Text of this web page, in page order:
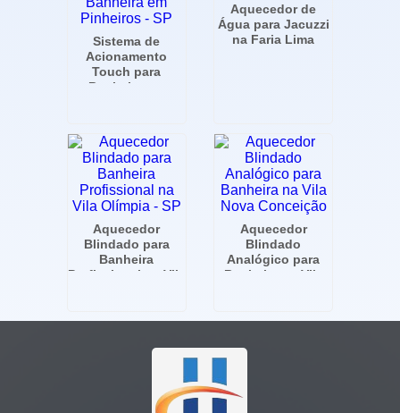
Sistema de
Acionamento
Touch para
Banheira em
Aquecedor de
Água para Jacuzzi
na Faria Lima
Aquecedor
Blindado para
Banheira
Profissional na Vila
Aquecedor
Blindado
Analógico para
Banheira na Vila